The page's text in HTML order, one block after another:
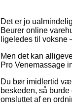
Det er jo
Beurer online
ligeledes til voksne
Men det kan
Pro Venemassage
Du bør imidlertid
beskeden, så
omsluttet af en